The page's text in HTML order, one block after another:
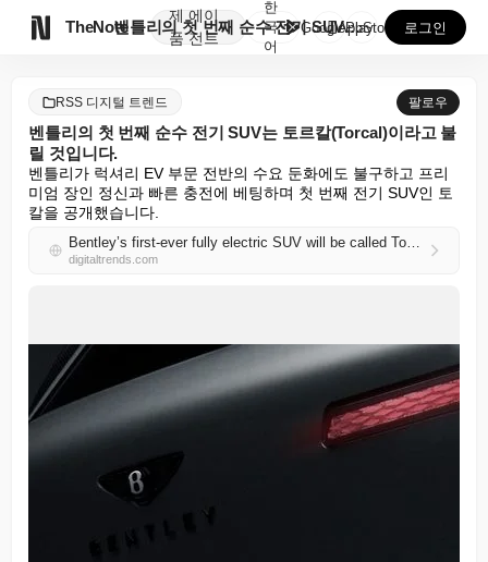
TheNote
제
품
에이
전트
벤틀리의 첫 번째 순수 전기 SUV는 토르칼(Torca...
한
국
어
GooglePlay
AppStore 로그인
RSS 디지털 트렌드 팔로우
벤틀리의 첫 번째 순수 전기 SUV는 토르칼(Torcal)이라고 불
릴 것입니다.
벤틀리가 럭셔리 EV 부문 전반의 수요 둔화에도 불구하고 프리
미엄 장인 정신과 빠른 충전에 베팅하며 첫 번째 전기 SUV인 토
칼을 공개했습니다.
Bentley’s first-ever fully electric SUV will be called Torcal
digitaltrends.com